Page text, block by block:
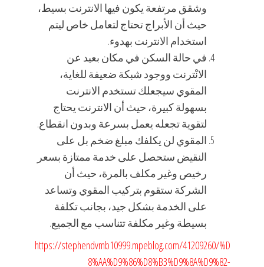
وشقق مرتفعة يكون فيها الانترنت بسيط،
حيث أن الأبراج تحتاج لتعامل خاص ليتم
استخدام الانترنت بهدوء.
في حالة السكن في مكان بعيد عن
الانْترنت ووجود شبكة ضعيفة للغاية،
المقوي سيجعلك تستخدم الانترنت
بسهولة كبيرة، حيث أن الانترنت يحتاج
لتقوية تجعله يعمل بسرعة وبدون انقطاع.
المقوي لن يكلفك مبلغ ضخم بل على
النقيض ستحصل على خدمة ممتازة بسعر
رخيص وغير مكلف بالمرة، حيث أن
الشركة ستقوم بتركيب المقوي وتساعد
على الخدمة بشكل جيد، بجانب تكلفة
بسيطة وغير مكلفة تتناسب مع الجميع.
https://stephendvmb10999.mpeblog.com/41209260/%D
8%AA%D9%86%D8%B3%D9%8A%D9%82-